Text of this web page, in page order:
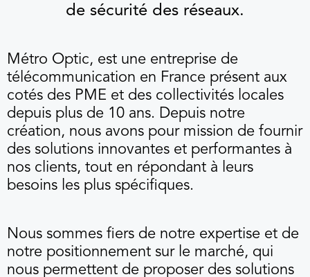
de sécurité des réseaux.
Métro Optic, est une entreprise de
télécommunication en France présent aux
cotés des PME et des collectivités locales
depuis plus de 10 ans. Depuis notre
création, nous avons pour mission de fournir
des solutions innovantes et performantes à
nos clients, tout en répondant à leurs
besoins les plus spécifiques.
Nous sommes fiers de notre expertise et de
notre positionnement sur le marché, qui
nous permettent de proposer des solutions